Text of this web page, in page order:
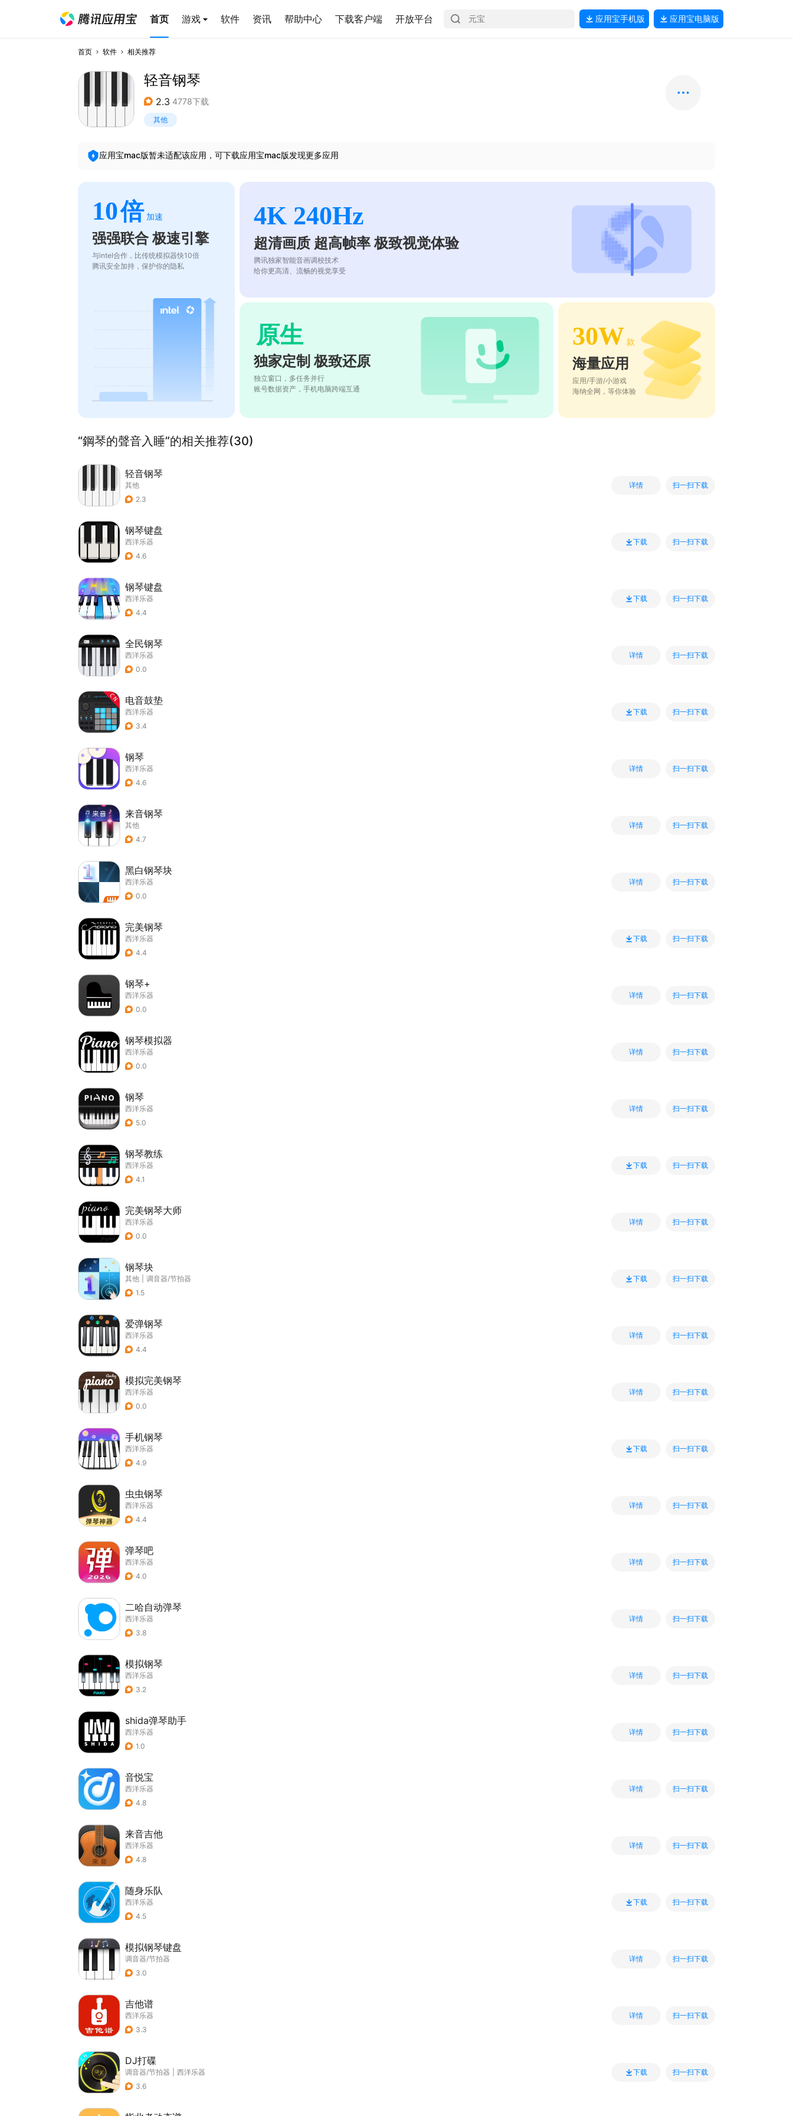
首页 游戏 软件 资讯 帮助中心 下载客户端 开放平台 应用宝手机版 应用宝电脑版
首页 软件 相关推荐
轻音钢琴
2.3 4778下载
其他
应用宝mac版暂未适配该应用，可下载应用宝mac版发现更多应用
10倍 加速
强强联合 极速引擎
与intel合作，比传统模拟器快10倍
腾讯安全加持，保护你的隐私
4K 240Hz
超清画质 超高帧率 极致视觉体验
腾讯独家智能音画调校技术
给你更高清、流畅的视觉享受
原生
独家定制 极致还原
独立窗口，多任务并行
账号数据资产，手机电脑跨端互通
30W 款
海量应用
应用/手游/小游戏
海纳全网，等你体验
“鋼琴的聲音入睡”的相关推荐(30)
轻音钢琴
其他
2.3
详情 扫一扫下载
钢琴键盘
西洋乐器
4.6
下载 扫一扫下载
钢琴键盘
西洋乐器
4.4
下载 扫一扫下载
全民钢琴
西洋乐器
0.0
详情 扫一扫下载
电音鼓垫
西洋乐器
3.4
下载 扫一扫下载
钢琴
西洋乐器
4.6
详情 扫一扫下载
来音钢琴
其他
4.7
详情 扫一扫下载
黑白钢琴块
西洋乐器
0.0
详情 扫一扫下载
完美钢琴
西洋乐器
4.4
下载 扫一扫下载
钢琴+
西洋乐器
0.0
详情 扫一扫下载
钢琴模拟器
西洋乐器
0.0
详情 扫一扫下载
钢琴
西洋乐器
5.0
详情 扫一扫下载
钢琴教练
西洋乐器
4.1
下载 扫一扫下载
完美钢琴大师
西洋乐器
0.0
详情 扫一扫下载
钢琴块
其他
调音器/节拍器
1.5
下载 扫一扫下载
爱弹钢琴
西洋乐器
4.4
详情 扫一扫下载
模拟完美钢琴
西洋乐器
0.0
详情 扫一扫下载
手机钢琴
西洋乐器
4.9
下载 扫一扫下载
虫虫钢琴
西洋乐器
4.4
详情 扫一扫下载
弹琴吧
西洋乐器
4.0
详情 扫一扫下载
二哈自动弹琴
西洋乐器
3.8
详情 扫一扫下载
模拟钢琴
西洋乐器
3.2
详情 扫一扫下载
shida弹琴助手
西洋乐器
1.0
详情 扫一扫下载
音悦宝
西洋乐器
4.8
详情 扫一扫下载
来音吉他
西洋乐器
4.8
详情 扫一扫下载
随身乐队
西洋乐器
4.5
下载 扫一扫下载
模拟钢琴键盘
调音器/节拍器
3.0
详情 扫一扫下载
吉他谱
西洋乐器
3.3
详情 扫一扫下载
DJ打碟
调音器/节拍器
西洋乐器
3.6
下载 扫一扫下载